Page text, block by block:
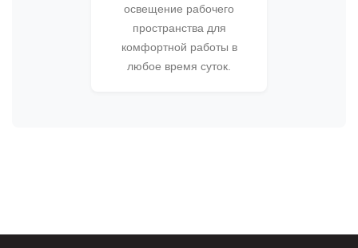
освещение рабочего
пространства для
комфортной работы в
любое время суток.